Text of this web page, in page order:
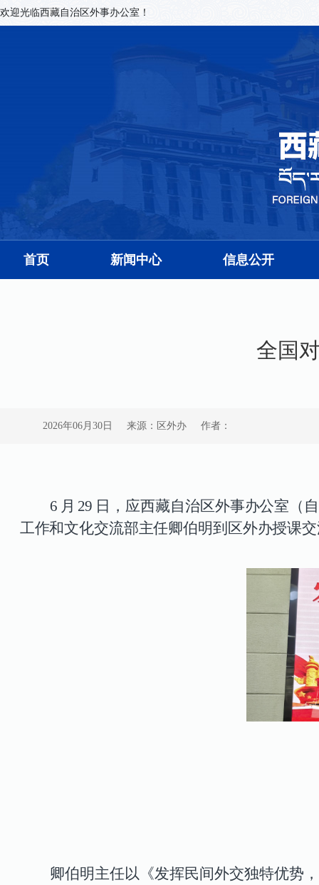
欢迎光临西藏自治区外事办公室！
首页 新闻中心 信息公开
全国
2026年06月30日 来源：区外办 作者：
6 月 29 日，应西藏自治区外事办公室（
工作和文化交流部主任卿伯明到区外办授课
卿伯明主任以《发挥民间外交独特优势